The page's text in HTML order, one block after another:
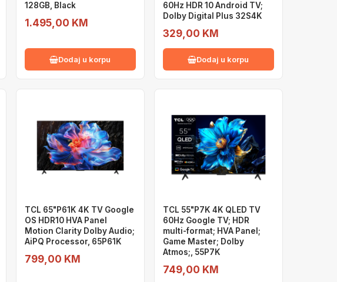
128GB, Black
1.495,00 KM
Dodaj u korpu
60Hz HDR 10 Android TV;
Dolby Digital Plus 32S4K
329,00 KM
Dodaj u korpu
TCL 65"P61K 4K TV Google
OS HDR10 HVA Panel
Motion Clarity Dolby Audio;
AiPQ Processor, 65P61K
799,00 KM
TCL 55"P7K 4K QLED TV
60Hz Google TV; HDR
multi-format; HVA Panel;
Game Master; Dolby
Atmos;, 55P7K
749,00 KM